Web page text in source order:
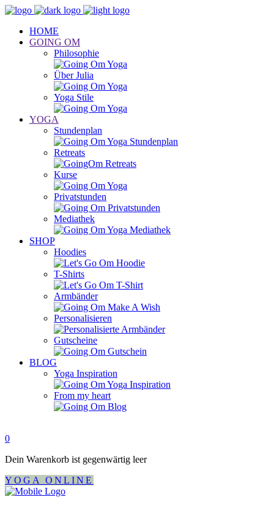
HOME
GOING OM
Philosophie
Über Julia
Yoga Stile
YOGA
Stundenplan
Retreats
Kurse
Privatstunden
Mediathek
SHOP
Hoodies
T-Shirts
Armbänder
Personalisieren
Gutscheine
BLOG
Yoga Inspiration
From my heart
0
Dein Warenkorb ist gegenwärtig leer
YOGA ONLINE